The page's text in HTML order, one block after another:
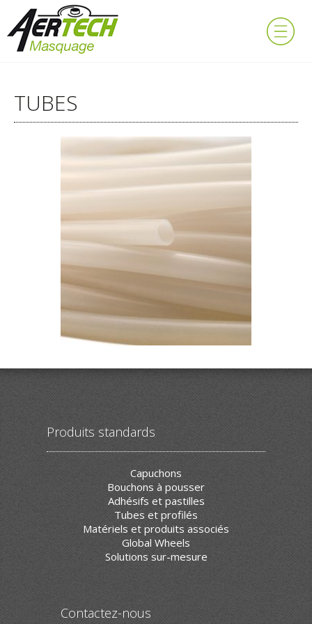
TUBES
Produits standards
Capuchons
Bouchons à pousser
Adhésifs et pastilles
Tubes et profilés
Matériels et produits associés
Global Wheels
Solutions sur-mesure
Contactez-nous